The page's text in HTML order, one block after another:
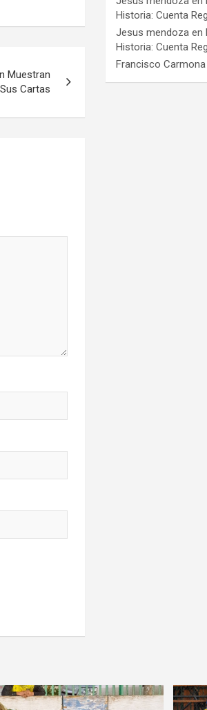
Muestran
Sus Cartas
Historia: Cuenta
Jesus mendoza en
Historia: Cuenta
Francisco Carmona